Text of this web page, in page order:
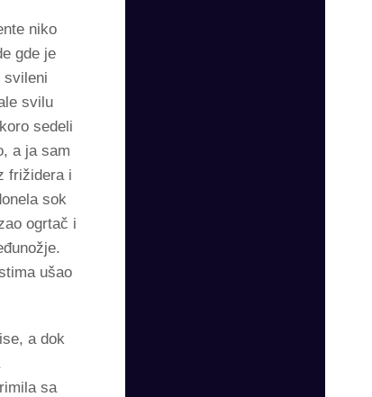
niko
gde je
svileni
svilu
sedeli
a ja sam
frižidera i
sok
ogrtač i
ušao
a dok
sa